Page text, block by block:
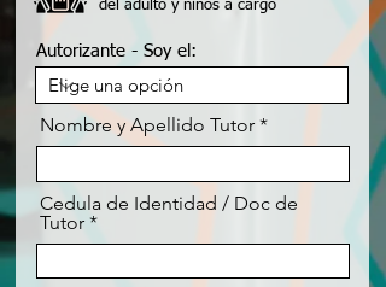
del adulto y niños a cargo
Autorizante - Soy el:
Nombre y Apellido Tutor
Cedula de Identidad / Doc de
Tutor